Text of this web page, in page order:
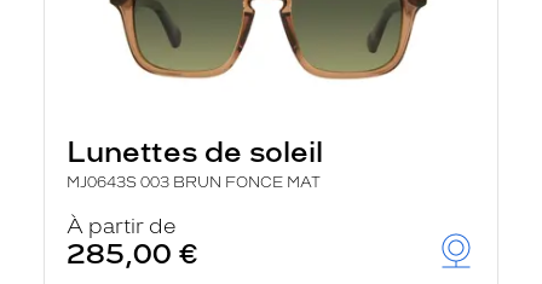
Lunettes de soleil
MJ0643S 003 BRUN FONCE MAT
À partir de
285,00 €